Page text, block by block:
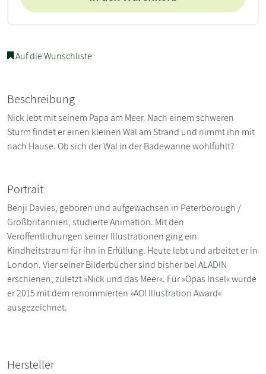
Auf die Wunschliste
Beschreibung
Nick lebt mit seinem Papa am Meer. Nach einem schweren
Sturm findet er einen kleinen Wal am Strand und nimmt ihn mit
nach Hause. Ob sich der Wal in der Badewanne wohlfühlt?
Portrait
Benji Davies, geboren und aufgewachsen in Peterborough /
Großbritannien, studierte Animation. Mit den
Veröffentlichungen seiner Illustrationen ging ein
Kindheitstraum für ihn in Erfüllung. Heute lebt und arbeitet er in
London. Vier seiner Bilderbücher sind bisher bei ALADIN
erschienen, zuletzt »Nick und das Meer«. Für »Opas Insel« wurde
er 2015 mit dem renommierten »AOI Illustration Award«
ausgezeichnet.
Hersteller